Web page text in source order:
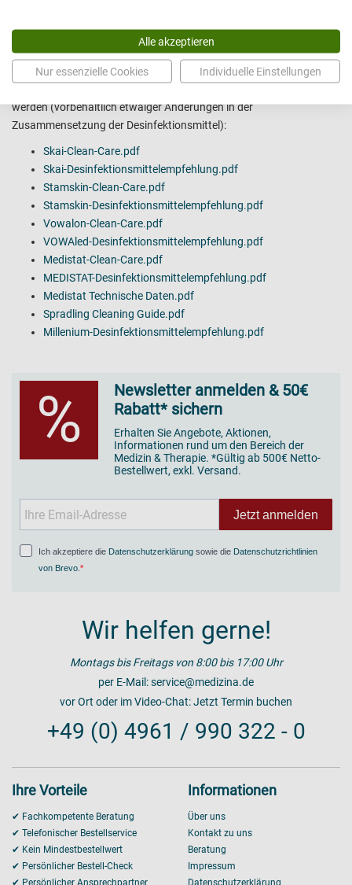
Desinfektionstücher
Nachfolgende Desinfektionsmittel sind auf die Verträglichkeit
werden (vorbehaltlich etwaiger Änderungen in der
Zusammensetzung der Desinfektionsmittel):
Skai-Clean-Care.pdf
Skai-Desinfektionsmittelempfehlung.pdf
Stamskin-Clean-Care.pdf
Stamskin-Desinfektionsmittelempfehlung.pdf
Vowalon-Clean-Care.pdf
VOWAled-Desinfektionsmittelempfehlung.pdf
Medistat-Clean-Care.pdf
MEDISTAT-Desinfektionsmittelempfehlung.pdf
Medistat Technische Daten.pdf
Spradling Cleaning Guide.pdf
Millenium-Desinfektionsmittelempfehlung.pdf
%
Newsletter anmelden & 50€
Rabatt* sichern
Erhalten Sie Angebote, Aktionen,
Informationen rund um den Bereich der
Medizin & Therapie. *Gültig ab 500€ Netto-
Bestellwert, exkl. Versand.
Jetzt anmelden
Ich akzeptiere die Datenschutzerklärung sowie die Datenschutzrichtlinien
von Brevo
Wir helfen gerne!
Montags bis Freitags von 8:00 bis 17:00 Uhr
per E-Mail:service@medizina.de
vor Ort oder im Video-Chat:Jetzt Termin buchen
+49 (0) 4961 / 990 322 - 0
Ihre Vorteile
✔ Fachkompetente Beratung
✔ Telefonischer Bestellservice
✔ Kein Mindestbestellwert
✔ Persönlicher Bestell-Check
✔ Persönlicher Ansprechpartner
Informationen
Über uns
Kontakt zu uns
Beratung
Impressum
Datenschutzerklärung
Alle akzeptieren
Nur essenzielle Cookies Individuelle Einstellungen